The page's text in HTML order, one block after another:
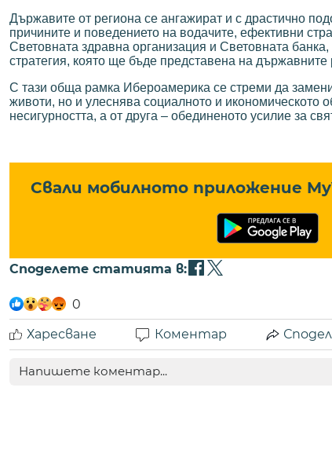
Държавите от региона се ангажират и с драстично
причините и поведението на водачите, ефективни
Световната здравна организация и Световната
стратегия, която ще бъде представена на
С тази обща рамка Ибероамерика се стреми да
животи, но и улеснява социалното и икономическото
несигурността, а от друга – обединеното усилие за
Свали мобилното приложение
Споделете статията в:
0
Харесване
Коментар